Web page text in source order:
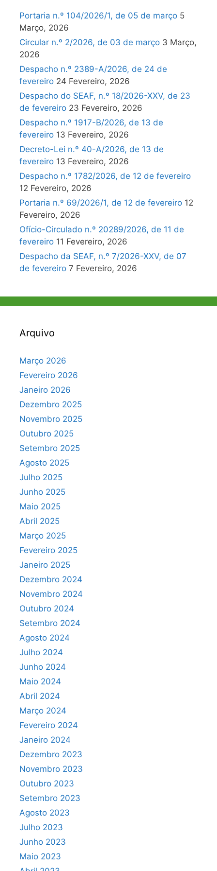
Portaria n.º 104/2026/1, de 05 de março 5
Março, 2026
Circular n.º 2/2026, de 03 de março 3 Março,
2026
Despacho n.º 2389-A/2026, de 24 de
fevereiro 24 Fevereiro, 2026
Despacho do SEAF, n.º 18/2026-XXV, de 23
de fevereiro 23 Fevereiro, 2026
Despacho n.º 1917-B/2026, de 13 de
fevereiro 13 Fevereiro, 2026
Decreto-Lei n.º 40-A/2026, de 13 de
fevereiro 13 Fevereiro, 2026
Despacho n.º 1782/2026, de 12 de fevereiro
12 Fevereiro, 2026
Portaria n.º 69/2026/1, de 12 de fevereiro 12
Fevereiro, 2026
Ofício-Circulado n.º 20289/2026, de 11 de
fevereiro 11 Fevereiro, 2026
Despacho da SEAF, n.º 7/2026-XXV, de 07
de fevereiro 7 Fevereiro, 2026
Arquivo
Março 2026
Fevereiro 2026
Janeiro 2026
Dezembro 2025
Novembro 2025
Outubro 2025
Setembro 2025
Agosto 2025
Julho 2025
Junho 2025
Maio 2025
Abril 2025
Março 2025
Fevereiro 2025
Janeiro 2025
Dezembro 2024
Novembro 2024
Outubro 2024
Setembro 2024
Agosto 2024
Julho 2024
Junho 2024
Maio 2024
Abril 2024
Março 2024
Fevereiro 2024
Janeiro 2024
Dezembro 2023
Novembro 2023
Outubro 2023
Setembro 2023
Agosto 2023
Julho 2023
Junho 2023
Maio 2023